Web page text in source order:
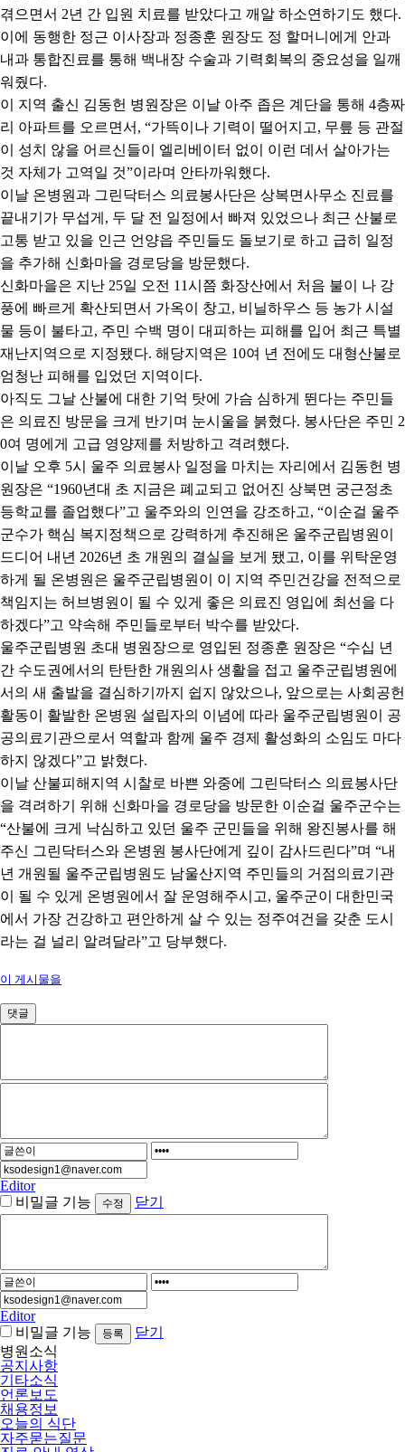
겪으면서 2년 간 입원 치료를 받았다고 깨알 하소연하기도 했다.
이에 동행한 정근 이사장과 정종훈 원장도 정 할머니에게 안과
내과 통합진료를 통해 백내장 수술과 기력회복의 중요성을 일깨
워줬다.
이 지역 출신 김동헌 병원장은 이날 아주 좁은 계단을 통해 4층짜
리 아파트를 오르면서 , “가뜩이나 기력이 떨어지고, 무릎 등 관절
이 성치 않을 어르신들이 엘리베이터 없이 이런 데서 살아가는
것 자체가 고역일 것”이라며 안타까워했다.
이날 온병원과 그린닥터스 의료봉사단은 상복면사무소 진료를
끝내기가 무섭게 , 두 달 전 일정에서 빠져 있었으나 최근 산불로
고통 받고 있을 인근 언양읍 주민들도 돌보기로 하고 급히 일정
을 추가해 신화마을 경로당을 방문했다.
신화마을은 지난 25일 오전 11시쯤 화장산에서 처음 불이 나 강
풍에 빠르게 확산되면서 가옥이 창고, 비닐하우스 등 농가 시설
물 등이 불타고, 주민 수백 명이 대피하는 피해를 입어 최근 특별
재난지역으로 지정됐다. 해당지역은 10여 년 전에도 대형산불로
엄청난 피해를 입었던 지역이다.
아직도 그날 산불에 대한 기억 탓에 가슴 심하게 뛴다는 주민들
은 의료진 방문을 크게 반기며 눈시울을 붉혔다. 봉사단은 주민 2
0여 명에게 고급 영양제를 처방하고 격려했다.
이날 오후 5시 울주 의료봉사 일정을 마치는 자리에서 김동헌 병
원장은 “1960년대 초 지금은 폐교되고 없어진 상북면 궁근정초
등학교를 졸업했다”고 울주와의 인연을 강조하고, “이순걸 울주
군수가 핵심 복지정책으로 강력하게 추진해온 울주군립병원이
드디어 내년 2026년 초 개원의 결실을 보게 됐고, 이를 위탁운영
하게 될 온병원은 울주군립병원이 이 지역 주민건강을 전적으로
책임지는 허브병원이 될 수 있게 좋은 의료진 영입에 최선을 다
하겠다”고 약속해 주민들로부터 박수를 받았다.
울주군립병원 초대 병원장으로 영입된 정종훈 원장은 “수십 년
간 수도권에서의 탄탄한 개원의사 생활을 접고 울주군립병원에
서의 새 출발을 결심하기까지 쉽지 않았으나, 앞으로는 사회공헌
활동이 활발한 온병원 설립자의 이념에 따라 울주군립병원이 공
공의료기관으로서 역할과 함께 울주 경제 활성화의 소임도 마다
하지 않겠다”고 밝혔다.
이날 산불피해지역 시찰로 바쁜 와중에 그린닥터스 의료봉사단
을 격려하기 위해 신화마을 경로당을 방문한 이순걸 울주군수는
“산불에 크게 낙심하고 있던 울주 군민들을 위해 왕진봉사를 해
주신 그린닥터스와 온병원 봉사단에게 깊이 감사드린다”며 “내
년 개원될 울주군립병원도 남울산지역 주민들의 거점의료기관
이 될 수 있게 온병원에서 잘 운영해주시고, 울주군이 대한민국
에서 가장 건강하고 편안하게 살 수 있는 정주여건을 갖춘 도시
라는 걸 널리 알려달라”고 당부했다.
이 게시물을
댓글
Editor
비밀글 기능
닫기
Editor
비밀글 기능
닫기
병원소식
공지사항
기타소식
언론보도
채용정보
오늘의 식단
자주묻는질문